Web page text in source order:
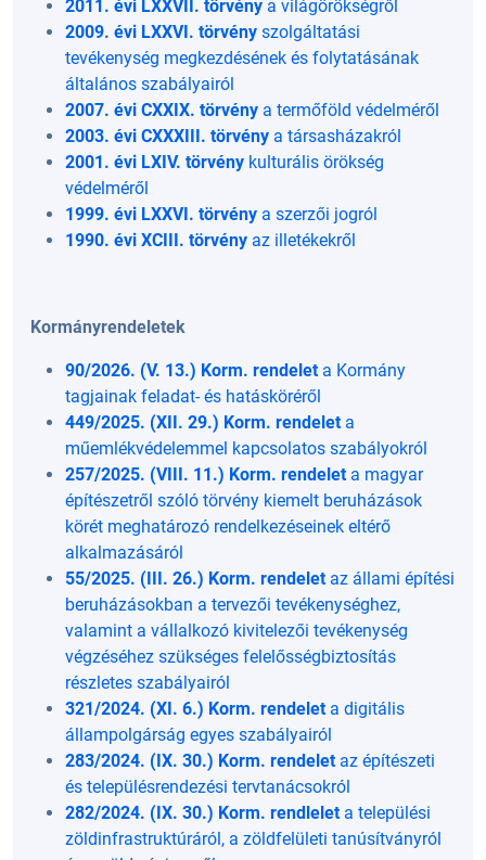
2011. évi LXXVII. törvény a világörökségről
2009. évi LXXVI. törvény szolgáltatási
tevékenység megkezdésének és folytatásának
általános szabályairól
2007. évi CXXIX. törvény a termőföld védelméről
2003. évi CXXXIII. törvény a társasházakról
2001. évi LXIV. törvény kulturális örökség
védelméről
1999. évi LXXVI. törvény a szerzői jogról
1990. évi XCIII. törvény az illetékekről
Kormányrendeletek
90/2026. (V. 13.) Korm. rendeleta Kormány
tagjainak feladat- és hatásköréről
449/2025. (XII. 29.) Korm. rendeleta
műemlékvédelemmel kapcsolatos szabályokról
257/2025. (VIII. 11.) Korm. rendeleta magyar
építészetről szóló törvény kiemelt beruházások
körét meghatározó rendelkezéseinek eltérő
alkalmazásáról
55/2025. (III. 26.) Korm. rendelet az állami építési
beruházásokban a tervezői tevékenységhez,
valamint a vállalkozó kivitelezői tevékenység
végzéséhez szükséges felelősségbiztosítás
részletes szabályairól
321/2024. (XI. 6.) Korm. rendelet a digitális
állampolgárság egyes szabályairól
283/2024. (IX. 30.) Korm. rendeletaz építészeti
és településrendezési tervtanácsokról
282/2024. (IX. 30.) Korm. rendleleta települési
zöldinfrastruktúráról, a zöldfelületi tanúsítványról